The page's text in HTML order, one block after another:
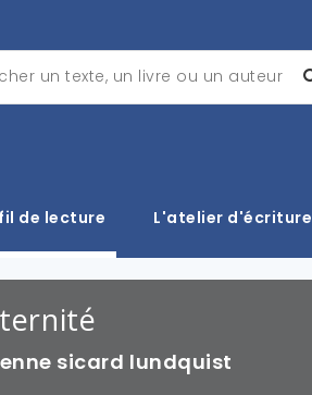
de lecture L'atelier d'écriture
sicard lundquist